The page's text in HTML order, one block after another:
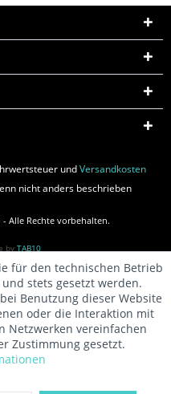
undVersandkosten
nicht anders beschrieben
Alle Rechte vorbehalten.
by TAB10
für den technischen Betrieb
stets gesetzt werden.
Benutzung dieser Website
oder die Interaktion mit
Netzwerken vereinfachen
Zustimmung gesetzt.